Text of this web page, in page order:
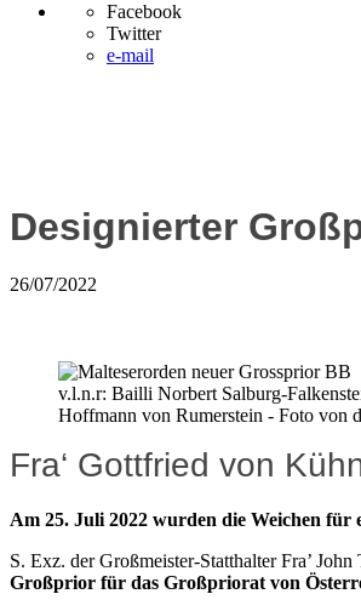
Facebook
Twitter
e-mail
Designierter
26/07/2022
v.l.n.r: Bailli Norbert Salburg-
Hoffmann von Rumerstein - Foto von
Fra‘ Gottfried von
Am 25. Juli 2022 wurden die Weichen
S. Exz. der Großmeister-Statthalter Fra’
Großprior für das Großpriorat von